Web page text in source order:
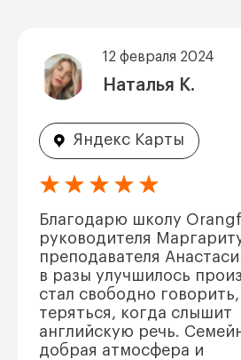
12 февраля 2024
Наталья К.
Яндекс Карты
Благодарю школу
руководителя
преподавателя
в разы улучшилось
стал свободно
теряться, когда слышит
английскую речь.
добрая атмосфера и